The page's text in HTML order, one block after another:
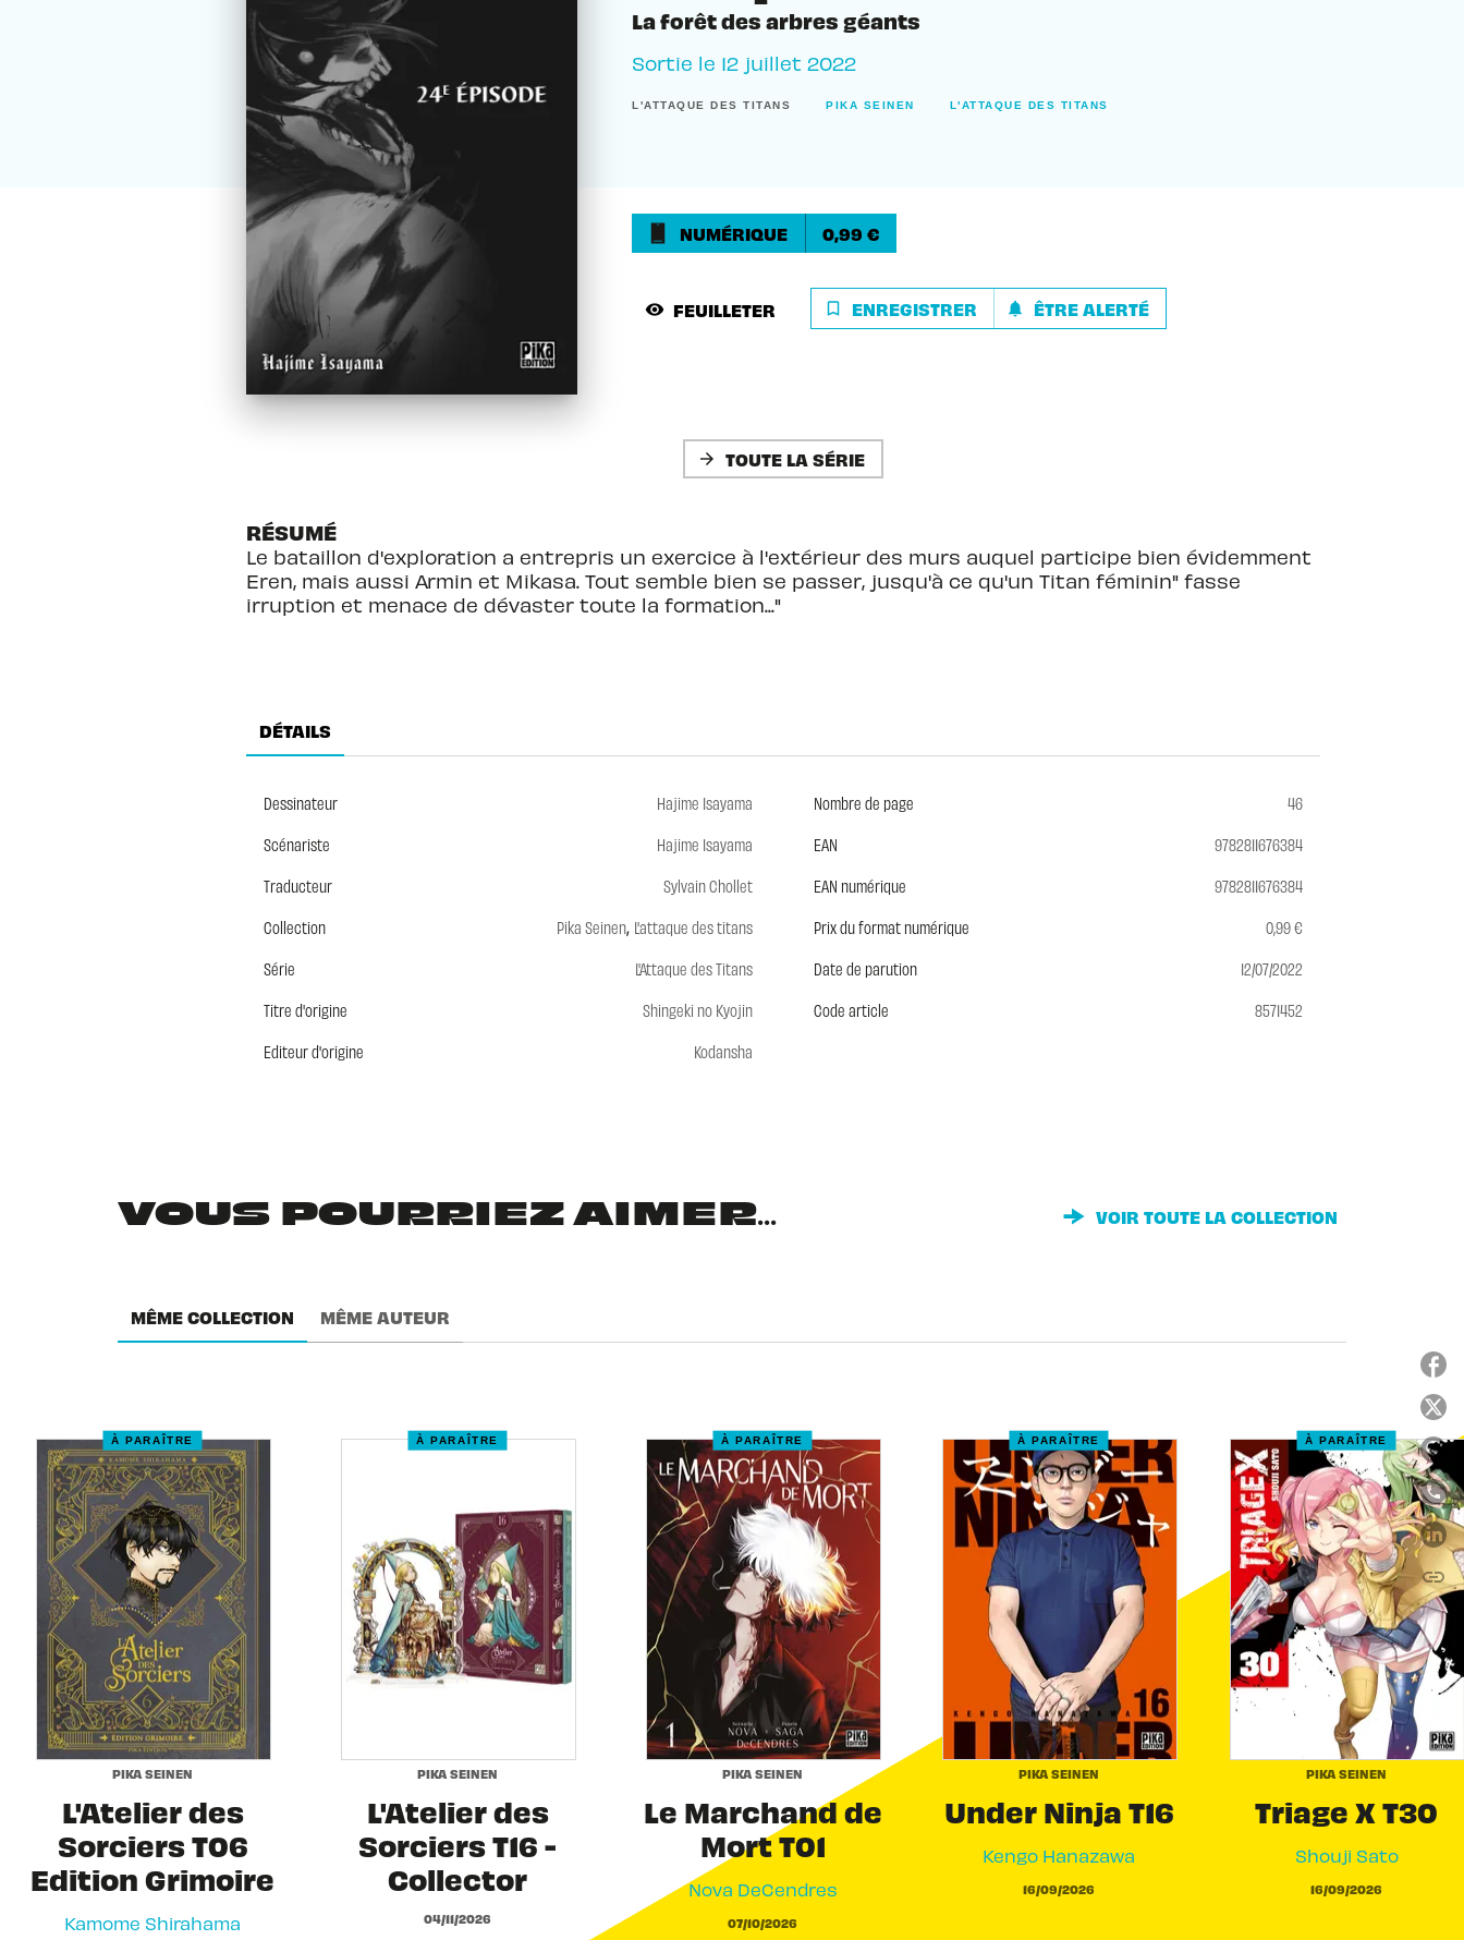
La forêt des arbres géants
Sortie le 12 juillet 2022
L'ATTAQUE DES TITANS PIKA SEINEN L'ATTAQUE DES TITANS
NUMÉRIQUE 0,99 €
visibility FEUILLETER bookmark_border ENREGISTRER notifications ÊTRE ALERTÉ
arrow_forward TOUTE LA SÉRIE
RÉSUMÉ
Le bataillon d'exploration a entrepris un exercice à l'extérieur des murs auquel participe bien évidemment
Eren, mais aussi Armin et Mikasa. Tout semble bien se passer, jusqu'à ce qu'un Titan féminin" fasse
irruption et menace de dévaster toute la formation..."
DÉTAILS
Dessinateur
Hajime Isayama
Scénariste
Hajime Isayama
Traducteur
Sylvain Chollet
Collection
Pika Seinen, L'attaque des titans
Série
L'Attaque des Titans
Titre d'origine
Shingeki no Kyojin
Editeur d'origine
Kodansha
Nombre de page
46
EAN
9782811676384
EAN numérique
9782811676384
Prix du format numérique
0,99 €
Date de parution
12/07/2022
Code article
8571452
VOUS POURRIEZ AIMER... VOIR TOUTE LA COLLECTION
MÊME COLLECTION MÊME AUTEUR
À PARAÎTRE
PIKA SEINEN
L'Atelier des
Sorciers T06
Edition Grimoire
Kamome Shirahama
À PARAÎTRE
PIKA SEINEN
L'Atelier des
Sorciers T16 -
Collector
04/11/2026
À PARAÎTRE
PIKA SEINEN
Le Marchand de
Mort T01
Nova DeCendres
07/10/2026
À PARAÎTRE
PIKA SEINEN
Under Ninja T16
Kengo Hanazawa
16/09/2026
À PARAÎTRE
PIKA SEINEN
Triage X T30
Shouji Sato
16/09/2026
link